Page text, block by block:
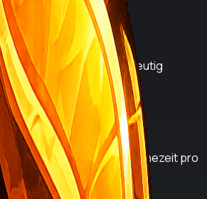
wir, damit wir dich eindeutig
können.
Ingame Name
Discord Name
E-Mail-Adresse
Alter
Onlinezeit pro